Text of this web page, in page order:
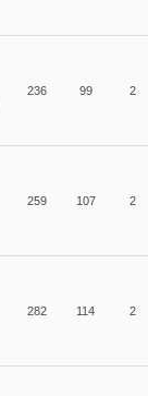
236 99 2
259 107 2
282 114 2